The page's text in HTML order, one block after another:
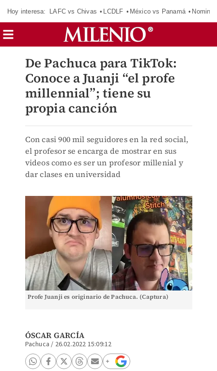
Hoy interesa: LAFC vs Chivas LCDLF México vs Panamá
De Pachuca para TikTok:
Conoce a Juanji “el profe
millennial”; tiene su
propia canción
Con casi 900 mil seguidores en la red social,
el profesor se encarga de mostrar en sus
videos como es ser un profesor millenial y
dar clases en universidad
Profe Juanji es originario de Pachuca. (Captura)
ÓSCAR GARCÍA
Pachuca / 26.02.2022 15:09:12